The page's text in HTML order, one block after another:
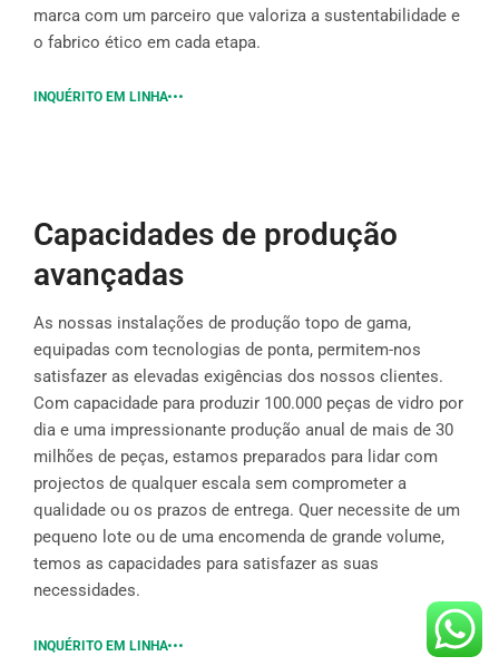
marca com um parceiro que valoriza a sustentabilidade e
o fabrico ético em cada etapa.
INQUÉRITO EM LINHA
Capacidades de produção
avançadas
As nossas instalações de produção topo de gama,
equipadas com tecnologias de ponta, permitem-nos
satisfazer as elevadas exigências dos nossos clientes.
Com capacidade para produzir 100.000 peças de vidro por
dia e uma impressionante produção anual de mais de 30
milhões de peças, estamos preparados para lidar com
projectos de qualquer escala sem comprometer a
qualidade ou os prazos de entrega. Quer necessite de um
pequeno lote ou de uma encomenda de grande volume,
temos as capacidades para satisfazer as suas
necessidades.
INQUÉRITO EM LINHA